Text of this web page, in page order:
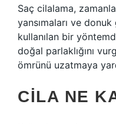
Saç cilalama,
yansımaları ve
kullanılan bir
doğal parlaklığını
ömrünü uzatmaya
CILA NE